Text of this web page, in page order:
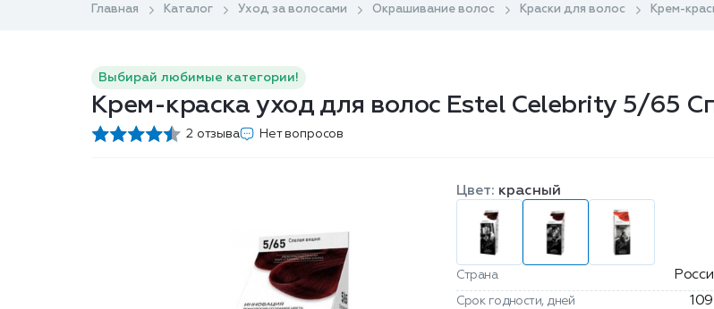
Главная Каталог Уход за волосами Окрашивание волос Краски для волос Крем-
Выбирай любимые категории!
Крем-краска уход для волос Estel Celebrity 5/65
2 отзыва Нет вопросов
Цвет: красный
Страна
Срок годности, дней